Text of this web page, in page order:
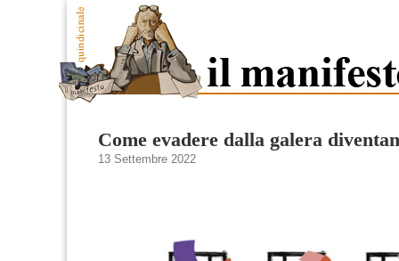
Come evadere dalla galera
13 Settembre 2022